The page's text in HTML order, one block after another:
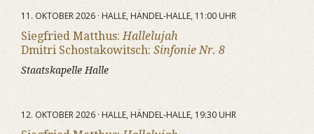
11. OKTOBER 2026 · HALLE, HÄNDEL-HALLE, 11:00 UHR
Siegfried Matthus:Hallelujah
Dmitri Schostakowitsch: Sinfonie Nr. 8
Staatskapelle Halle
12. OKTOBER 2026 · HALLE, HÄNDEL-HALLE, 19:30 UHR